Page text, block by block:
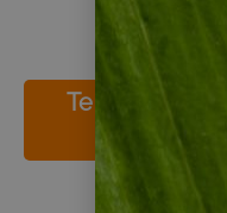
Teilen Sie